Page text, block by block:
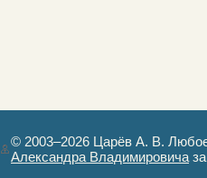
© 2003–2026 Царёв А. В.
Александра Владимировича
Авторизация